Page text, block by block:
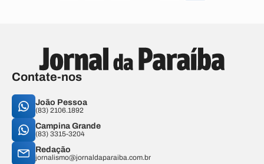
Contate-nos
João Pessoa
(83) 2106.1892
Campina Grande
(83) 3315-3204
Redação
jornalismo@jornaldaparaiba.com.br